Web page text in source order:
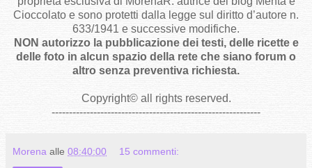
Cioccolato e sono protetti dalla legge sul diritto d’autore n.
633/1941 e successive modifiche.
NON autorizzo la pubblicazione dei testi, delle ricette e
delle foto in alcun spazio della rete che siano forum o
altro senza preventiva richiesta.
Copyright© all rights reserved.
------------------------------------------------------------
Morena alle 08:40:00 15 commenti: